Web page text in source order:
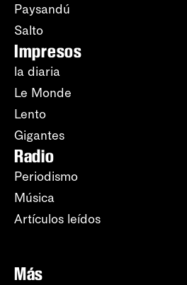
Paysandú
Salto
Impresos
la diaria
Le Monde
Lento
Gigantes
Radio
Periodismo
Música
Artículos leídos
Más